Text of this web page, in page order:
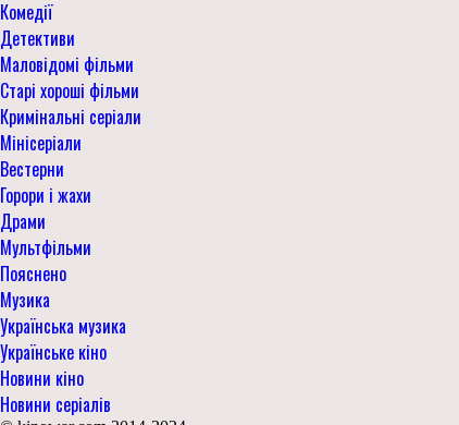
Комедії
Детективи
Маловідомі фільми
Старі хороші фільми
Кримінальні серіали
Мінісеріали
Вестерни
Горори і жахи
Драми
Мультфільми
Пояснено
Музика
Українська музика
Українське кіно
Новини кіно
Новини серіалів